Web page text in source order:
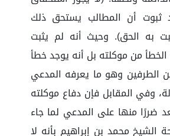
ثبوت أن المطالب يستحق ذلك
به الحق). وحيث أنه لم يثبت
من موكلته بل أنه يوجد خطأ
الطرفين وهو ما يعرفه المدعي
وفي المقابل فإن دفاع موكلته
ضررًا منها على المدعي لما جاء
محمد بن إبراهيم بأنه لا